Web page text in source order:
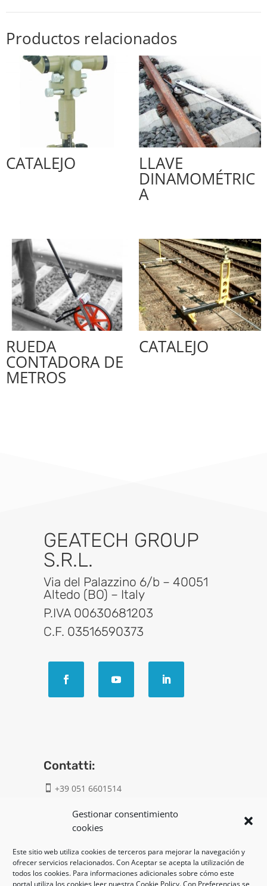
Gestionar consentimiento
cookies
Este sitio web utiliza cookies de terceros para mejorar la navegación y
ofrecer servicios relacionados. Con Aceptar se acepta la utilización de
todos los cookies. Para informaciones adicionales sobre cómo este
portal utiliza los cookies leer nuestra Cookie Policy. Con Preferencias se
Productos relacionados
CATALEJO LLAVE
DINAMOMÉTRIC
A
RUEDA
CONTADORA DE
METROS
CATALEJO
GEATECH GROUP
S.R.L.
Via del Palazzino 6/b – 40051
Altedo (BO) – Italy
P.IVA 00630681203
C.F. 03516590373
Contatti:
 +39 051 6601514
info@geatech.it
Legal: